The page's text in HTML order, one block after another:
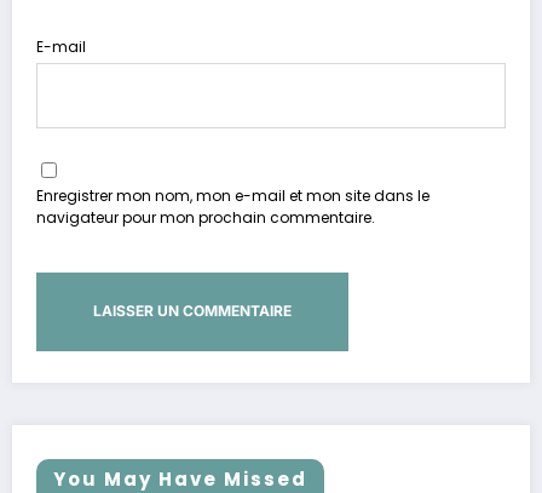
E-mail
Enregistrer mon nom, mon e-mail et mon site dans le
navigateur pour mon prochain commentaire.
You May Have Missed